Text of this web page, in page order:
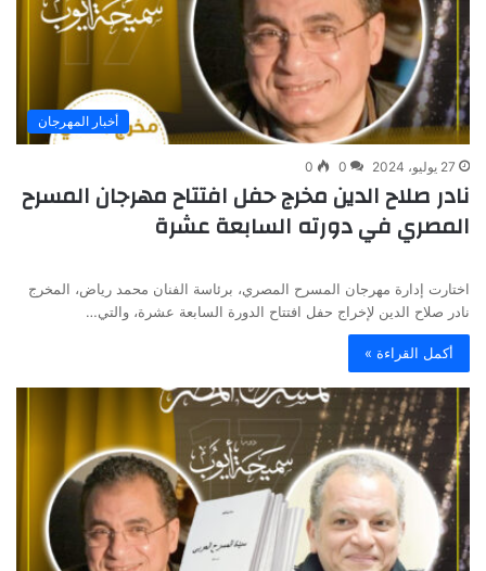
أخبار المهرجان
27 يوليو، 2024 0
0
نادر صلاح الدين مخرج حفل افتتاح مهرجان المسرح
المصري في دورته السابعة عشرة
اختارت إدارة مهرجان المسرح المصري، برئاسة الفنان محمد رياض، المخرج
نادر صلاح الدين لإخراج حفل افتتاح الدورة السابعة عشرة، والتي…
أكمل القراءة »